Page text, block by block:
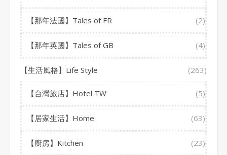
【那年法國】Tales of FR (2)
【那年英國】Tales of GB (4)
【生活風格】Life Style (263)
【台灣旅店】Hotel TW (5)
【居家生活】Home (63)
【廚房】Kitchen (23)